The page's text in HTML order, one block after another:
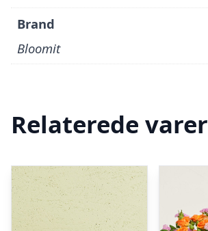
Brand
Bloomit
Relaterede varer